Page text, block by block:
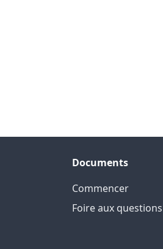
Documents
Commencer
Foire aux questions